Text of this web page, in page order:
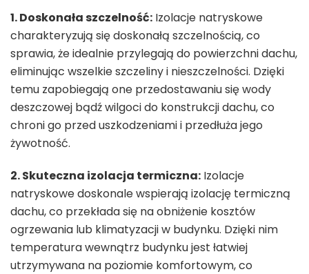
1. Doskonała szczelność: Izolacje natryskowe
charakteryzują się doskonałą szczelnością, co
sprawia, że idealnie przylegają do powierzchni dachu,
eliminując wszelkie szczeliny i nieszczelności. Dzięki
temu zapobiegają one przedostawaniu się wody
deszczowej bądź wilgoci do konstrukcji dachu, co
chroni go przed uszkodzeniami i przedłuża jego
żywotność.
2. Skuteczna izolacja termiczna: Izolacje
natryskowe doskonale wspierają izolację termiczną
dachu, co przekłada się na obniżenie kosztów
ogrzewania lub klimatyzacji w budynku. Dzięki nim
temperatura wewnątrz budynku jest łatwiej
utrzymywana na poziomie komfortowym, co